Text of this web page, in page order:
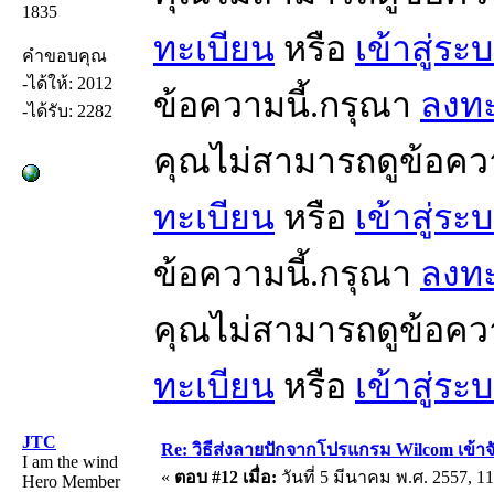
1835
คำขอบคุณ
-ได้ให้: 2012
-ได้รับ: 2282
ทะเบียน หรือ เข้าสู่ระ
ข้อความนี้.กรุณา ลงท
คุณไม่สามารถดูข้อค
ทะเบียน หรือ เข้าสู่ระ
ข้อความนี้.กรุณา ลงท
คุณไม่สามารถดูข้อค
ทะเบียน หรือ เข้าสู่ระ
JTC
I am the wind
Hero Member
Re: วิธีส่งลายปักจากโปรแกรม Wilcom เข้า
« ตอบ #12 เมื่อ: วันที่ 5 มีนาคม พ.ศ. 2557,